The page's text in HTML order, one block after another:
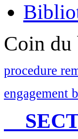
Coin du
procedure
engagement